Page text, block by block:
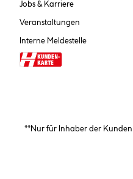
Jobs & Karriere
Veranstaltungen
Interne Meldestelle
**Nur für Inhaber der